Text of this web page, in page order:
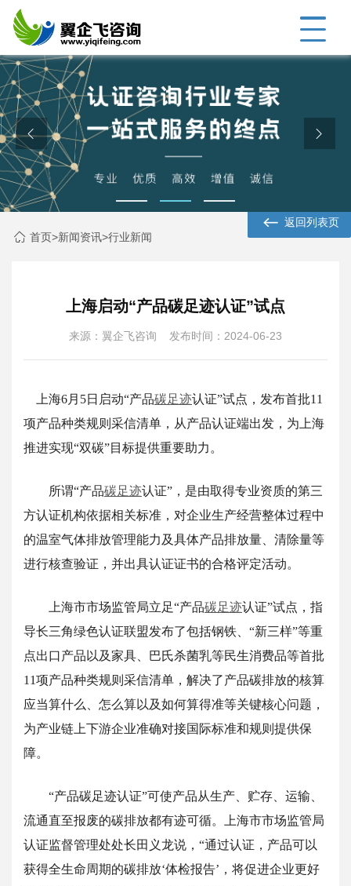
首页>新闻资讯>行业新闻
返回列表页
上海启动“产品碳足迹认证”试点
来源：翼企飞咨询 发布时间：2024-06-23
上海6月5日启动“产品碳足迹认证”试点，发布首批11
项产品种类规则采信清单，从产品认证端出发，为上海
推进实现“双碳”目标提供重要助力。
所谓“产品碳足迹认证”，是由取得专业资质的第三
方认证机构依据相关标准，对企业生产经营整体过程中
的温室气体排放管理能力及具体产品排放量、清除量等
进行核查验证，并出具认证证书的合格评定活动。
上海市市场监管局立足“产品碳足迹认证”试点，指
导长三角绿色认证联盟发布了包括钢铁、“新三样”等重
点出口产品以及家具、巴氏杀菌乳等民生消费品等首批
11项产品种类规则采信清单，解决了产品碳排放的核算
应当算什么、怎么算以及如何算得准等关键核心问题，
为产业链上下游企业准确对接国际标准和规则提供保
障。
“产品碳足迹认证”可使产品从生产、贮存、运输、
流通直至报废的碳排放都有迹可循。上海市市场监管局
认证监督管理处处长田义龙说，“通过认证，产品可以
获得全生命周期的碳排放‘体检报告’，将促进企业更好